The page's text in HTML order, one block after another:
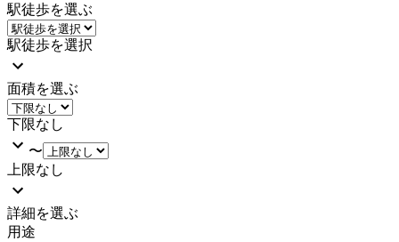
駅徒歩を選ぶ
駅徒歩を選択
面積を選ぶ
下限なし
〜
上限なし
詳細を選ぶ
用途